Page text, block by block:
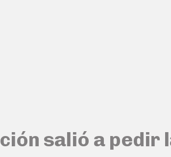
salió a pedir